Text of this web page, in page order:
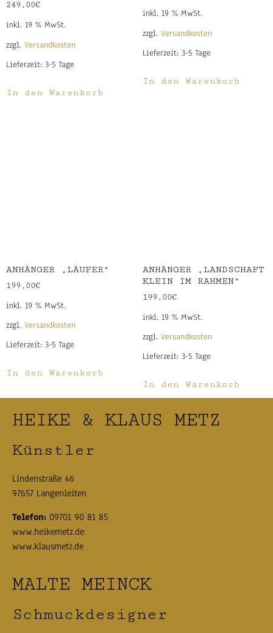
249,00€
inkl. 19 % MwSt.
zzgl. Versandkosten
Lieferzeit: 3-5 Tage
In den Warenkorb
inkl. 19 % MwSt.
zzgl. Versandkosten
Lieferzeit: 3-5 Tage
In den Warenkorb
ANHÄNGER „LÄUFER“
199,00€
inkl. 19 % MwSt.
zzgl. Versandkosten
Lieferzeit: 3-5 Tage
In den Warenkorb
ANHÄNGER „LANDSCHAFT
KLEIN IM RAHMEN“
199,00€
inkl. 19 % MwSt.
zzgl. Versandkosten
Lieferzeit: 3-5 Tage
In den Warenkorb
HEIKE & KLAUS METZ
Künstler
Lindenstraße 46
97657 Langenleiten
Telefon: 09701 90 81 85
www.heikemetz.de
www.klausmetz.de
MALTE MEINCK
Schmuckdesigner